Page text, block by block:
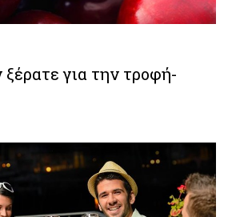
ξέρατε για την τροφή-